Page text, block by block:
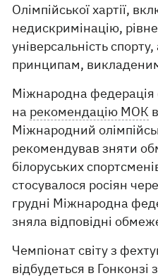
Олімпійської хартії,
недискримінацію,
універсальність
принципам, викладеним
Міжнародна федерація
на рекомендацію МОК
Міжнародний
рекомендував зняти
білоруських
стосувалося росіян
грудні Міжнародна
зняла відповідні
Чемпіонат світу з
відбудеться в